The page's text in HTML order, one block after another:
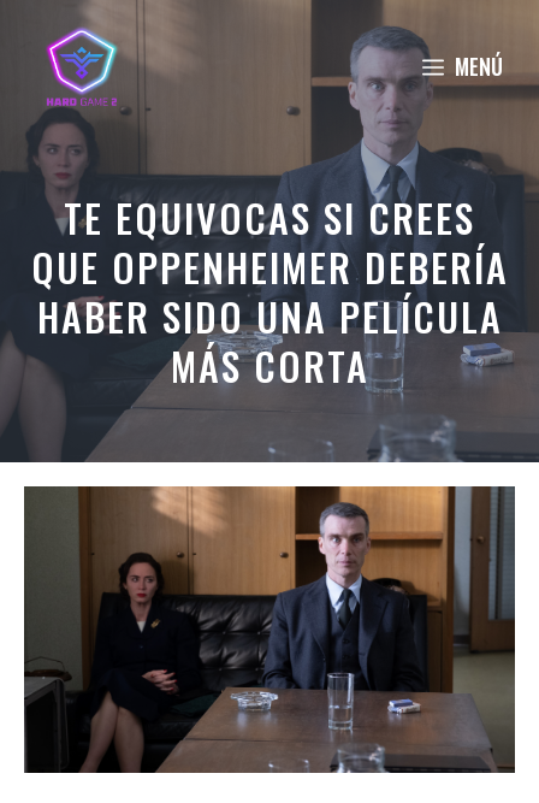
contenido
MENÚ
TE EQUIVOCAS SI CREES
QUE OPPENHEIMER DEBERÍA
HABER SIDO UNA PELÍCULA
MÁS CORTA